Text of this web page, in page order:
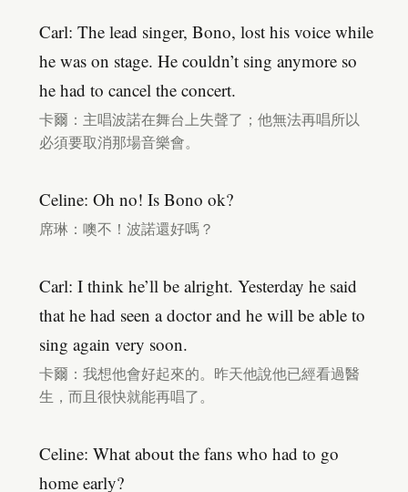
Carl: The lead singer, Bono, lost his voice while
he was on stage. He couldn’t sing anymore so
he had to cancel the concert.
卡爾：主唱波諾在舞台上失聲了；他無法再唱所以
必須要取消那場音樂會。
Celine: Oh no! Is Bono ok?
席琳：噢不！波諾還好嗎？
Carl: I think he’ll be alright. Yesterday he said
that he had seen a doctor and he will be able to
sing again very soon.
卡爾：我想他會好起來的。昨天他說他已經看過醫
生，而且很快就能再唱了。
Celine: What about the fans who had to go
home early?